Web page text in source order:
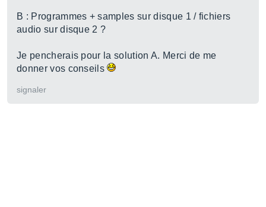
B : Programmes + samples sur disque 1 / fichiers
audio sur disque 2 ?
Je pencherais pour la solution A. Merci de me
donner vos conseils
signaler